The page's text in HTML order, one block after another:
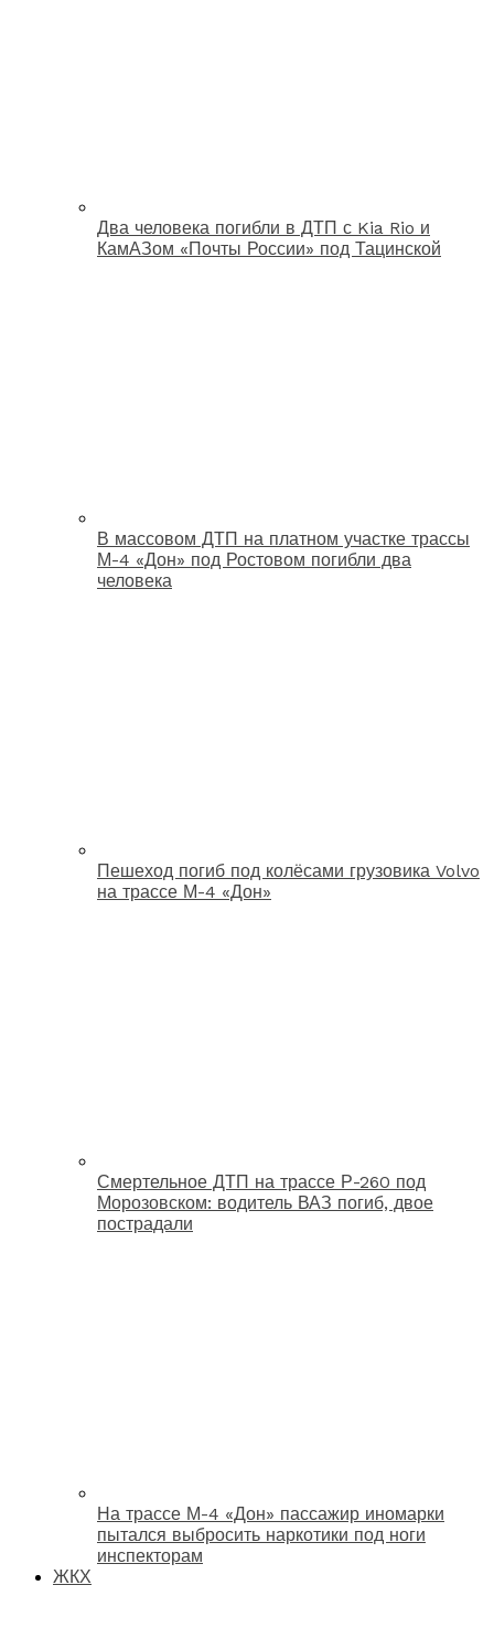
Два человека погибли в ДТП с Kia Rio и
КамАЗом «Почты России» под Тацинской
В массовом ДТП на платном участке трассы
М-4 «Дон» под Ростовом погибли два
человека
Пешеход погиб под колёсами грузовика Volvo
на трассе М-4 «Дон»
Смертельное ДТП на трассе Р-260 под
Морозовском: водитель ВАЗ погиб, двое
пострадали
На трассе М-4 «Дон» пассажир иномарки
пытался выбросить наркотики под ноги
инспекторам
ЖКХ